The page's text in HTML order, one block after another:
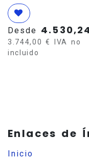
Desde
3.744,00 €
IVA no
incluido
Enlaces de
Inicio